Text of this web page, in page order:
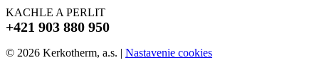
KACHLE A PERLIT
+421 903 880 950
© 2026 Kerkotherm, a.s. | Nastavenie cookies